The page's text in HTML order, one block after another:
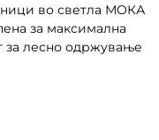
во светла МОКА
за максимална
за лесно одржување